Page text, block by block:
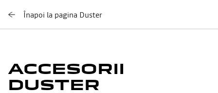
Înapoi la pagina Duster
ACCESORII
DUSTER